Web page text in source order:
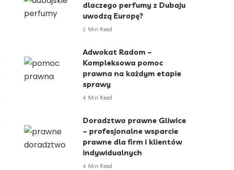
dlaczego perfumy z Dubaju
uwodzą Europę?
2 Min Read
Adwokat Radom –
Kompleksowa pomoc
prawna na każdym etapie
sprawy
4 Min Read
Doradztwo prawne Gliwice
– profesjonalne wsparcie
prawne dla firm i klientów
indywidualnych
4 Min Read